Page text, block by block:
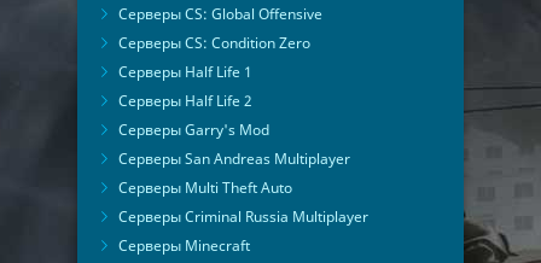
Серверы CS: Global Offensive
Серверы CS: Condition Zero
Серверы Half Life 1
Серверы Half Life 2
Серверы Garry's Mod
Серверы San Andreas Multiplayer
Серверы Multi Theft Auto
Серверы Criminal Russia Multiplayer
Серверы Minecraft